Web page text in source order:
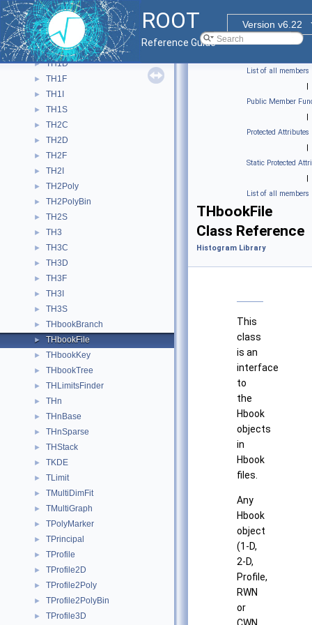
ROOT
Version v6.22
Reference Guide
► TGraphMultiErrors
► TGraphSmooth
► TGraphTime
► TH1C
► TH1D
► TH1F
► TH1I
► TH1S
► TH2C
► TH2D
► TH2F
► TH2I
► TH2Poly
► TH2PolyBin
► TH2S
► TH3
► TH3C
► TH3D
► TH3F
► TH3I
► TH3S
► THbookBranch
► THbookFile
► THbookKey
► THbookTree
► THLimitsFinder
► THn
► THnBase
► THnSparse
► THStack
► TKDE
► TLimit
► TMultiDimFit
► TMultiGraph
► TPolyMarker
► TPrincipal
► TProfile
► TProfile2D
► TProfile2Poly
► TProfile2PolyBin
► TProfile3D
List of all members
|
Public Member
|
Protected Attributes
|
Static Protected
|
List of all members
THbookFile
Class Reference
Histogram Library
This
class
is an
interface
to
the
Hbook
objects
in
Hbook
files.
Any
Hbook
object
(1-D,
2-D,
Profile,
RWN
or